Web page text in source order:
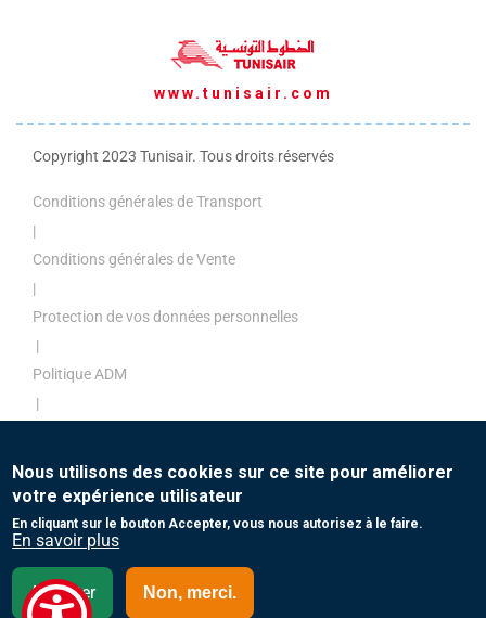
www.tunisair.com
Copyright 2023 Tunisair. Tous droits réservés
Conditions générales de Transport
|
Conditions générales de Vente
|
Protection de vos données personnelles
|
Politique ADM
|
Contact
Nous utilisons des cookies sur ce site pour améliorer
votre expérience utilisateur
En cliquant sur le bouton Accepter, vous nous autorisez à le faire.
En savoir plus
Accepter Non, merci.